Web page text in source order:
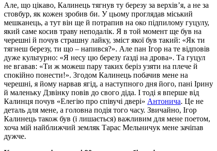
Але, що цікаво, Калинець тягнув ту березу за верхів’я, а не за
стовбур, як кожен зробив би. У цьому проглядав міський
мешканець, а тут він ще й потрапив на око підпилому гуцулу,
який саме косив траву неподалік. Я в той момент ще був на
черешні й почув страшну лайку, зміст якої був такий: «Як ти
тягнеш березу, ти що – напився?». Але пан Ігор на те відповів
дуже культурно: «Я несу цю березу ґазді на дрова». Та гуцул
не вгавав: «Ти ж можеш пару таких беріз узяти на плече й
спокійно понести!». Згодом Калинець побачив мене на
черешні, я йому нарвав ягід, а наступного дня його, пані Ірину
й маленьку Дзвінку повів до свого діда. І тоді я вперше від
Калинця почув «Елегію про співучі двері» Антонича. Це не
деталь для мене, а головна подія того часу. Звичайно, Ігор
Калинець також був (і лишається) важливим для мене поетом,
хоча мій найближчий земляк Тарас Мельничук мене зачіпав
дужче.